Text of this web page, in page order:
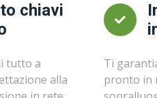
chiavi
tutto a
alla
Ti
pronto in